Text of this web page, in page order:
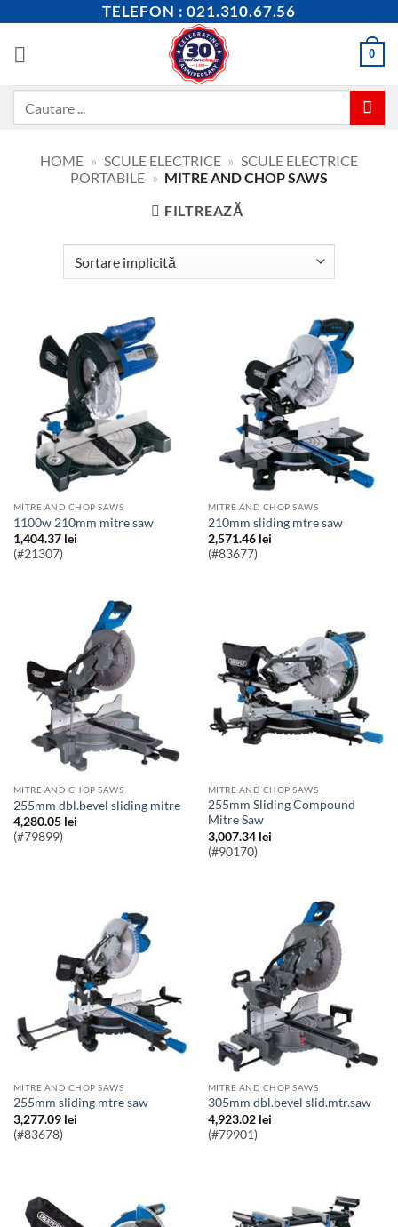
content
TELEFON : 021.310.67.56
0
HOME » SCULE ELECTRICE » SCULE ELECTRICE
PORTABILE » MITRE AND CHOP SAWS
FILTREAZĂ
MITRE AND CHOP SAWS
1100w 210mm mitre saw
1,404.37 lei
(#21307)
MITRE AND CHOP SAWS
210mm sliding mtre saw
2,571.46 lei
(#83677)
MITRE AND CHOP SAWS
255mm dbl.bevel sliding mitre
4,280.05 lei
(#79899)
MITRE AND CHOP SAWS
255mm Sliding Compound
Mitre Saw
3,007.34 lei
(#90170)
MITRE AND CHOP SAWS
255mm sliding mtre saw
3,277.09 lei
(#83678)
MITRE AND CHOP SAWS
305mm dbl.bevel slid.mtr.saw
4,923.02 lei
(#79901)